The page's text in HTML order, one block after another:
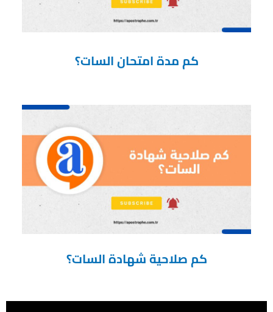
كم مدة امتحان السات؟
كم صلاحية شهادة السات؟